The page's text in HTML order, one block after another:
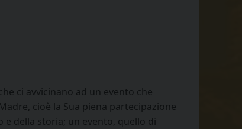
ci avvicinano ad un evento che
cioè la Sua piena partecipazione
della storia; un evento, quello di